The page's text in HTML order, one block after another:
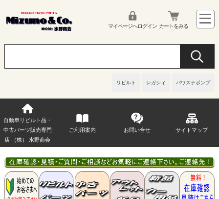
リビルト レガシィ パワステポンプ
マイページへログイン カートをみる
自動車リビルト品・
中古パーツ販売専門
店 （株） 水野商会
ご利用案内 お問い合せ サイトマップ